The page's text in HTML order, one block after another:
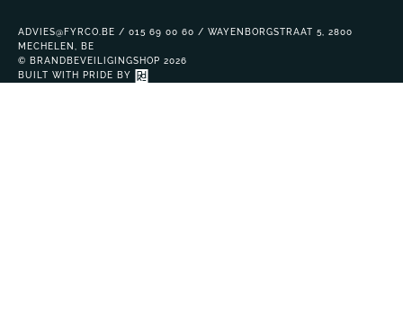
ADVIES@FYRCO.BE / 015 69 00 60 / WAYENBORGSTRAAT 5, 2800
MECHELEN, BE
© BRANDBEVEILIGINGSHOP 2026
BUILT WITH PRIDE BY